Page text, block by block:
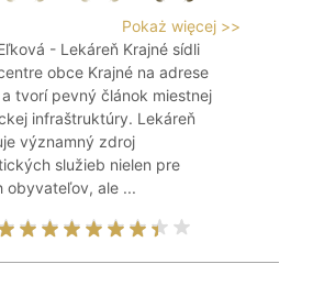
Pokaż więcej >>
- Lekáreň Krajné sídli
obce Krajné na adrese
tvorí pevný článok miestnej
infraštruktúry. Lekáreň
významný zdroj
služieb nielen pre
obyvateľov, ale ...